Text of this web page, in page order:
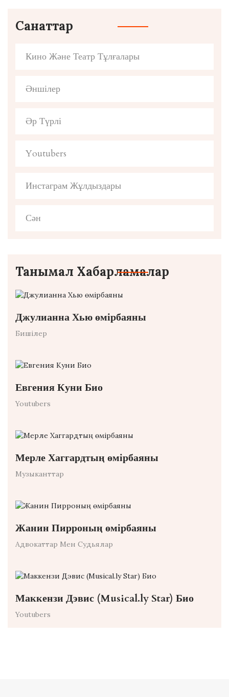
Санаттар
Кино Және Театр Тұлғалары
Әншілер
Әр Түрлі
Youtubers
Инстаграм Жұлдыздары
Сән
Танымал Хабарламалар
Джулианна Хью өмірбаяны
Бишілер
Евгения Куни Био
Youtubers
Мерле Хаггардтың өмірбаяны
Музыканттар
Жанин Пирроның өмірбаяны
Адвокаттар Мен Судьялар
Маккензи Дэвис (Musical.ly Star) Био
Youtubers